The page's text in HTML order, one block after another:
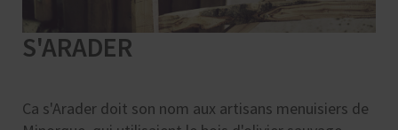
S'ARADER
Ca s'Arader doit son nom aux artisans menuisiers de